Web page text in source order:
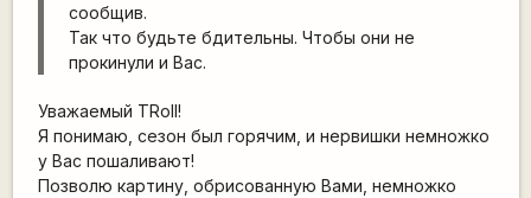
сообщив.
Так что будьте бдительны. Чтобы они не
прокинули и Вас.
Уважаемый TRoll!
Я понимаю, сезон был горячим, и нервишки немножко
у Вас пошаливают!
Позволю картину, обрисованную Вами, немножко